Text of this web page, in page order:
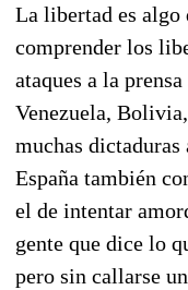
La libertad es algo
comprender los
ataques a la
Venezuela,
muchas dictaduras
España también
el de intentar
gente que dice lo
pero sin callarse